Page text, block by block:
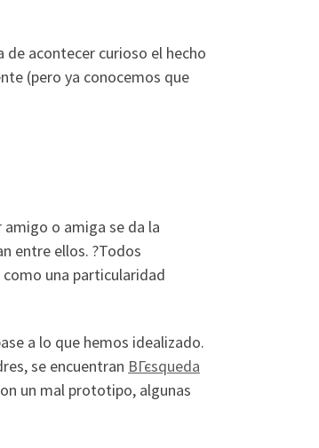
acontecer curioso el hecho
(pero ya conocemos que
o amiga se da la
entre ellos. ?Todos
una particularidad
a lo que hemos idealizado.
se encuentran BГєsqueda
un mal prototipo, algunas